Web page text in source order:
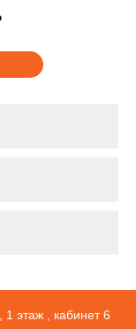
1 этаж , кабинет 6